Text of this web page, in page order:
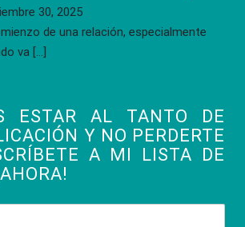
30, 2025
de una relación, especialmente
va […]
ESTAR AL TANTO DE
Y NO PERDERTE
A MI LISTA DE